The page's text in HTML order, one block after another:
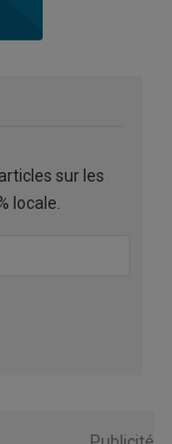
sur les
locale.